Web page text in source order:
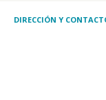
DIRECCIÓN Y